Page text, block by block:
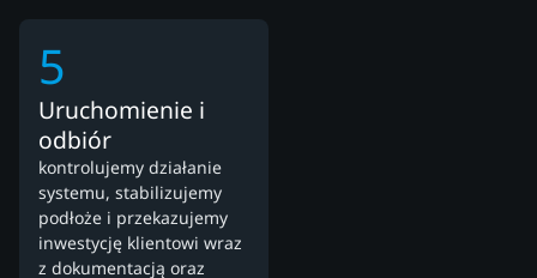
5
Uruchomienie i
odbiór
kontrolujemy działanie
systemu, stabilizujemy
podłoże i przekazujemy
inwestycję klientowi wraz
z dokumentacją oraz